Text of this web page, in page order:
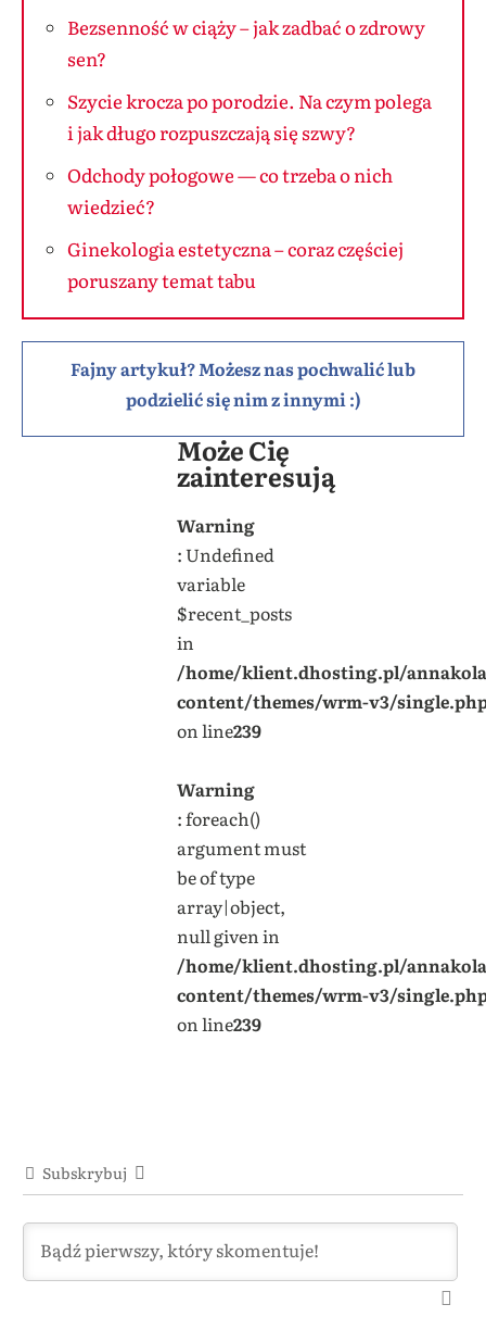
Bezsenność w ciąży – jak zadbać o zdrowy
sen?
Szycie krocza po porodzie. Na czym polega
i jak długo rozpuszczają się szwy?
Odchody połogowe — co trzeba o nich
wiedzieć?
Ginekologia estetyczna – coraz częściej
poruszany temat tabu
Fajny artykuł? Możesz nas pochwalić lub
podzielić się nim z innymi :)
Może Cię
zainteresują
Warning
: Undefined
variable
$recent_posts
in
/home/klient.dhosting.pl/
content/themes/wrm-v3/
on line239
Warning
: foreach()
argument must
be of type
array|object,
null given in
/home/klient.dhosting.pl/
content/themes/wrm-v3/
on line239
Subskrybuj